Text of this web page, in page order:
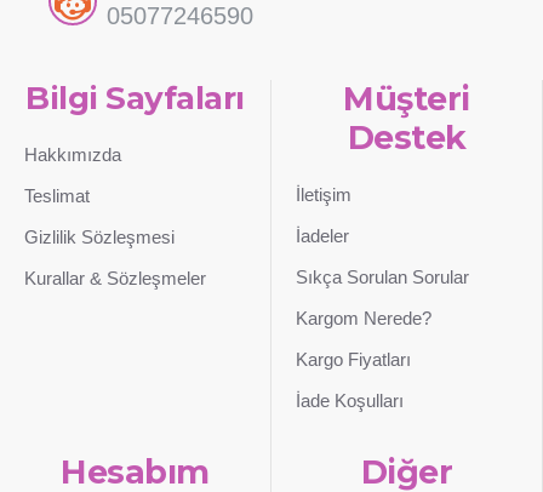
05077246590
Bilgi Sayfaları
Hakkımızda
Teslimat
Gizlilik Sözleşmesi
Kurallar & Sözleşmeler
Müşteri
Destek
İletişim
İadeler
Sıkça Sorulan Sorular
Kargom Nerede?
Kargo Fiyatları
İade Koşulları
Hesabım Diğer